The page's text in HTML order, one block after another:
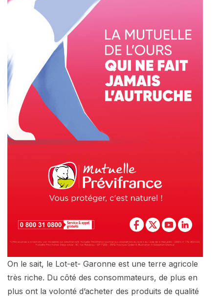
On le sait, le Lot-et- Garonne est une terre agricole
très riche. Du côté des consommateurs, de plus en
plus ont la volonté d’acheter des produits de qualité